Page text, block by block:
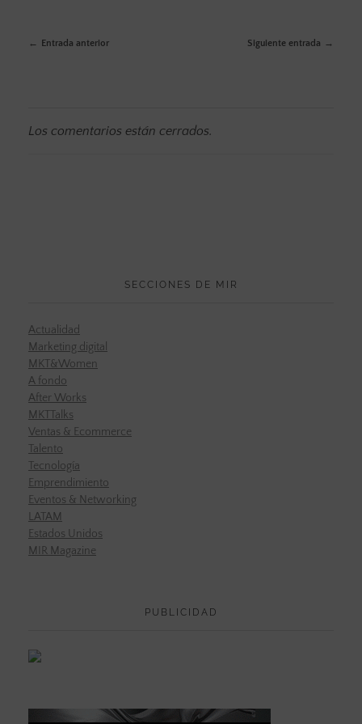
Entrada anterior Siguiente entrada
Los comentarios están cerrados.
SECCIONES DE MIR
Actualidad
Marketing digital
MKT&Women
A fondo
After Works
MKTTalks
Ventas & Ecommerce
Talento
Tecnología
Emprendimiento
Eventos & Networking
LATAM
Estados Unidos
MIR Magazine
PUBLICIDAD